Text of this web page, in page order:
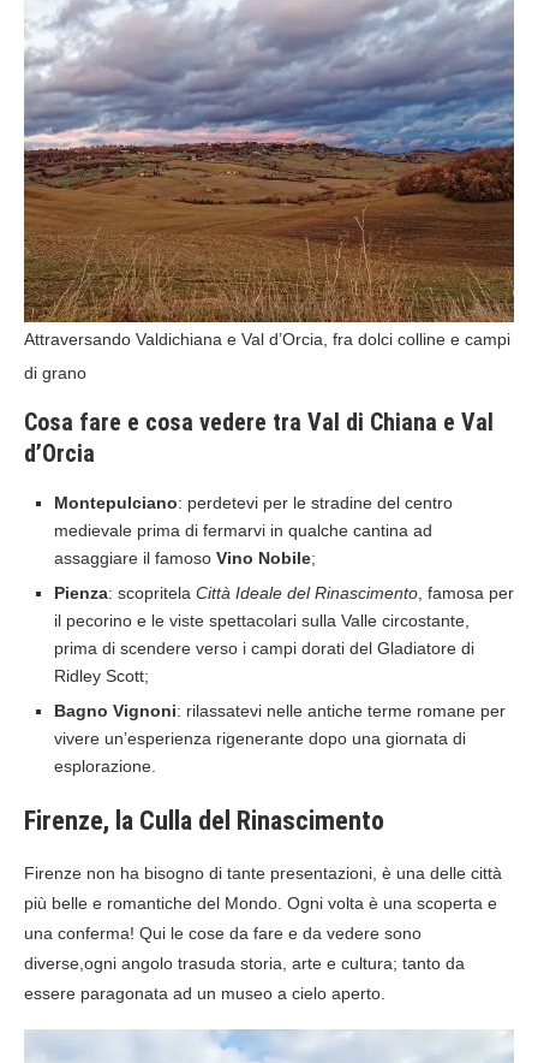
Attraversando Valdichiana e Val d’Orcia, fra dolci colline e campi
di grano
Cosa fare e cosa vedere tra Val di Chiana e Val
d’Orcia
Montepulciano: perdetevi per le stradine del centro
medievale prima di fermarvi in qualche cantina ad
assaggiare il famoso Vino Nobile;
Pienza: scopritela Città Ideale del Rinascimento , famosa per
il pecorino e le viste spettacolari sulla Valle circostante,
prima di scendere verso i campi dorati del Gladiatore di
Ridley Scott;
Bagno Vignoni: rilassatevi nelle antiche terme romane per
vivere un’esperienza rigenerante dopo una giornata di
esplorazione.
Firenze, la Culla del Rinascimento
Firenze non ha bisogno di tante presentazioni, è una delle città
più belle e romantiche del Mondo. Ogni volta è una scoperta e
una conferma! Qui le cose da fare e da vedere sono
diverse,ogni angolo trasuda storia, arte e cultura; tanto da
essere paragonata ad un museo a cielo aperto.